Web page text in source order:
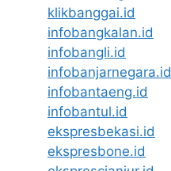
klikbanggai.id
infobangkalan.id
infobangli.id
infobanjarnegara.id
infobantaeng.id
infobantul.id
ekspresbekasi.id
ekspresbone.id